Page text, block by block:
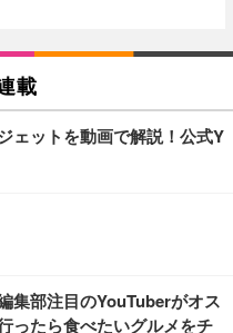
載
ェットを動画で解説！公式Y
集部注目のYouTuberがオス
ったら食べたいグルメをチ